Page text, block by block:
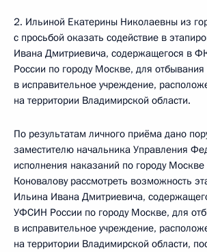
2. Ильиной Екатерины Николаевны из
с просьбой оказать содействие в
Ивана Дмитриевича, содержащегося в
России по городу Москве, для
в исправительное учреждение,
на территории Владимирской области.
По результатам личного приёма дано
заместителю начальника Управления
исполнения наказаний по городу
Коновалову рассмотреть возможность
Ильина Ивана Дмитриевича,
УФСИН России по городу Москве, для
в исправительное учреждение,
на территории Владимирской области,